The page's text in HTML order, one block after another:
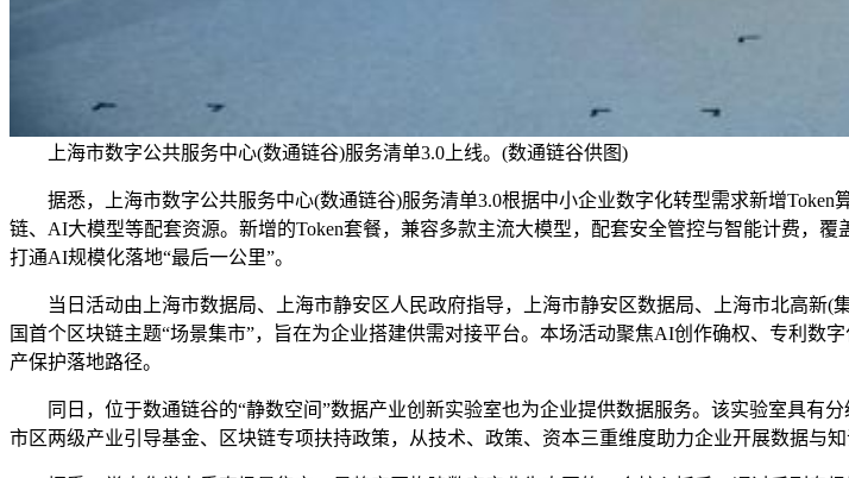
上海市数字公共服务中心(数通链谷)服务清单3.0上线。(数通链谷供图)
据悉，上海市数字公共服务中心(数通链谷)服务清单3.0根据中小企业数字化转型需求新增Token
链、AI大模型等配套资源。新增的Token套餐，兼容多款主流大模型，配套安全管控与智能计费，
打通AI规模化落地“最后一公里”。
当日活动由上海市数据局、上海市静安区人民政府指导，上海市静安区数据局、上海市北高新
国首个区块链主题“场景集市”，旨在为企业搭建供需对接平台。本场活动聚焦AI创作确权、专利
产保护落地路径。
同日，位于数通链谷的“静数空间”数据产业创新实验室也为企业提供数据服务。该实验室具有
市区两级产业引导基金、区块链专项扶持政策，从技术、政策、资本三重维度助力企业开展数据与知